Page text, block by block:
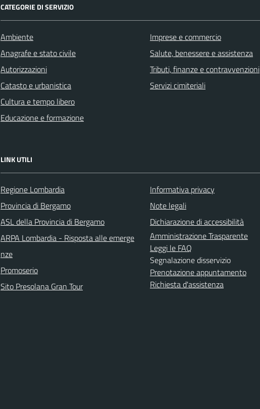
CATEGORIE DI SERVIZIO
Ambiente
Anagrafe e stato civile
Autorizzazioni
Catasto e urbanistica
Cultura e tempo libero
Educazione e formazione
Imprese e commercio
Salute, benessere e assistenza
Tributi, finanze e contravvenzioni
Servizi cimiteriali
LINK UTILI
Regione Lombardia
Provincia di Bergamo
ASL della Provincia di Bergamo
ARPA Lombardia - Risposta alle emerge
nze
Promoserio
Sito Presolana Gran Tour
Informativa privacy
Note legali
Dichiarazione di accessibilità
Amministrazione Trasparente
Leggi le FAQ
Segnalazione disservizio
Prenotazione appuntamento
Richiesta d'assistenza